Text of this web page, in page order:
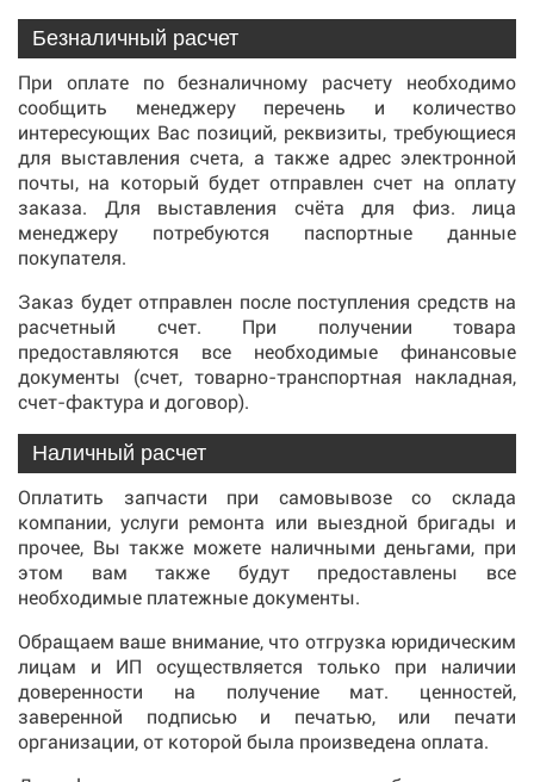
Безналичный расчет
При оплате по безналичному расчету необходимо
сообщить менеджеру перечень и количество
интересующих Вас позиций, реквизиты, требующиеся
для выставления счета, а также адрес электронной
почты, на который будет отправлен счет на оплату
заказа. Для выставления счёта для физ. лица
менеджеру потребуются паспортные данные
покупателя.
Заказ будет отправлен после поступления средств на
расчетный счет. При получении товара
предоставляются все необходимые финансовые
документы (счет, товарно-транспортная накладная,
счет-фактура и договор).
Наличный расчет
Оплатить запчасти при самовывозе со склада
компании, услуги ремонта или выездной бригады и
прочее, Вы также можете наличными деньгами, при
этом вам также будут предоставлены все
необходимые платежные документы.
Обращаем ваше внимание, что отгрузка юридическим
лицам и ИП осуществляется только при наличии
доверенности на получение мат. ценностей,
заверенной подписью и печатью, или печати
организации, от которой была произведена оплата.